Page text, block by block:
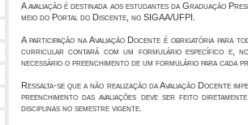
A avaliação é destinada aos estudantes daGraduação
meio do Portal do Discente, no SIGAA/UFPI
A participação na Avaliação Docente é obrigatória para
curricular contará com um formulário específico e,
necessário o preenchimento de um formulário para cada
Ressalta-se que anão realização da Avaliação Docente
preenchimento das avaliações deve ser feito
disciplinas no semestre vigente.